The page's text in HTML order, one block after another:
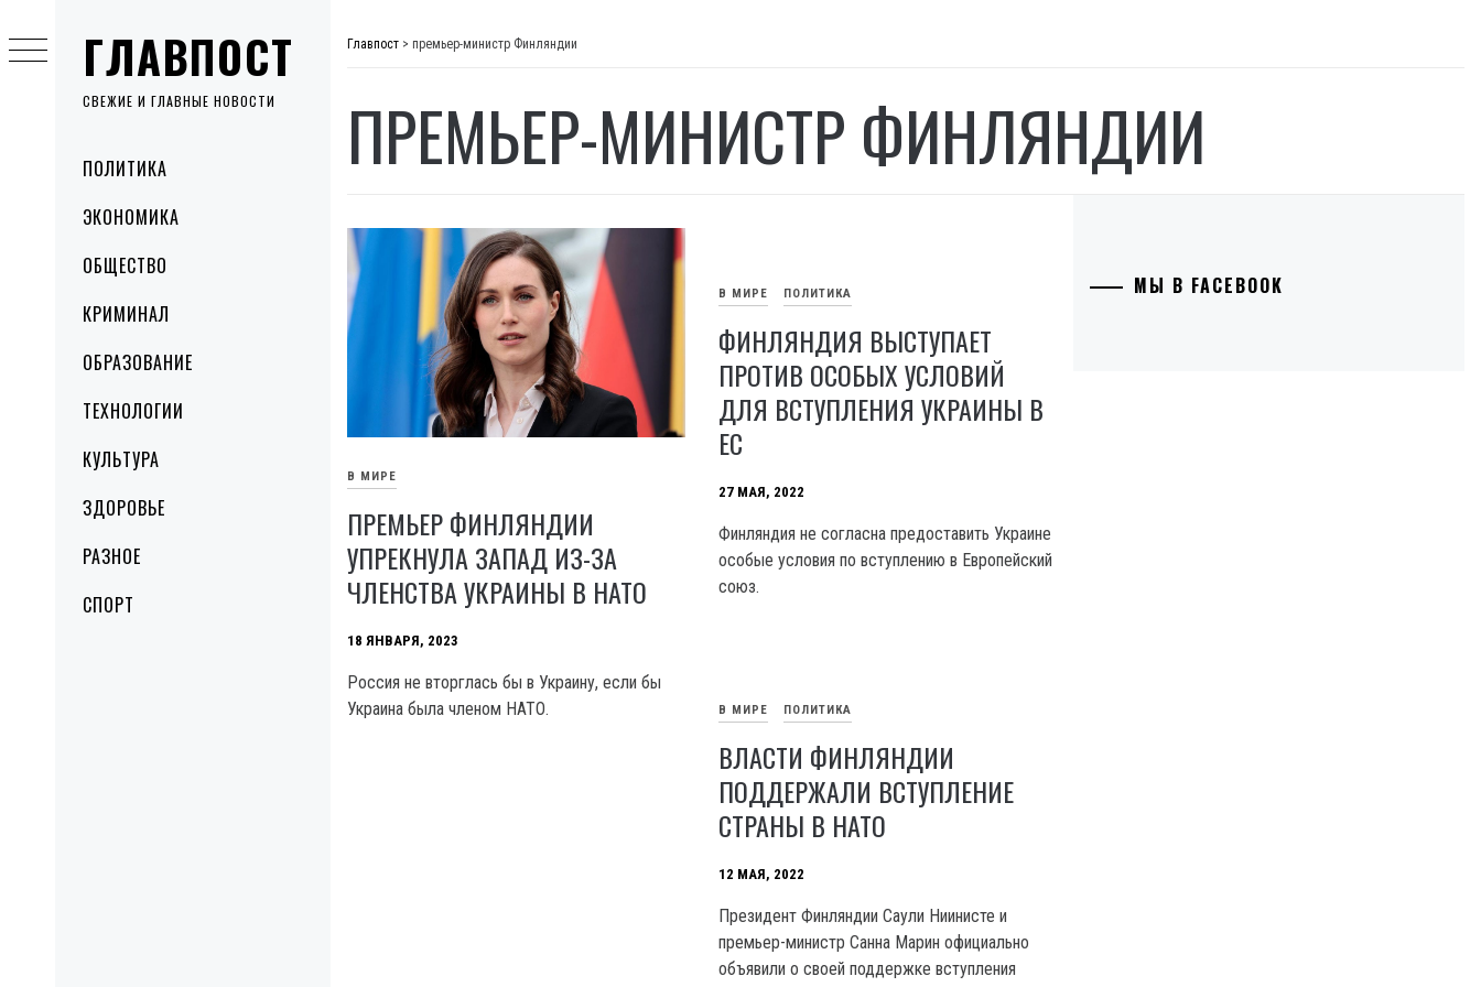
ГЛАВПОСТ
СВЕЖИЕ И ГЛАВНЫЕ НОВОСТИ
MenuПОЛИТИКА
ЭКОНОМИКА
ОБЩЕСТВО
КРИМИНАЛ
ОБРАЗОВАНИЕ
ТЕХНОЛОГИИ
КУЛЬТУРА
ЗДОРОВЬЕ
РАЗНОЕ
СПОРТ
to
content
Главпост > премьер-министр Финляндии
ПРЕМЬЕР-МИНИСТР ФИНЛЯНДИИ
В МИРЕ
ПРЕМЬЕР ФИНЛЯНДИИ
УПРЕКНУЛА ЗАПАД ИЗ-ЗА
ЧЛЕНСТВА УКРАИНЫ В НАТО
18 ЯНВАРЯ, 2023
Россия не вторглась бы в Украину, если бы
Украина была членом НАТО.
В МИРЕ ПОЛИТИКА
ФИНЛЯНДИЯ ВЫСТУПАЕТ
ПРОТИВ ОСОБЫХ УСЛОВИЙ
ДЛЯ ВСТУПЛЕНИЯ УКРАИНЫ В
ЕС
27 МАЯ, 2022
Финляндия не согласна предоставить Украине
особые условия по вступлению в Европейский
союз.
В МИРЕ ПОЛИТИКА
ВЛАСТИ ФИНЛЯНДИИ
ПОДДЕРЖАЛИ ВСТУПЛЕНИЕ
СТРАНЫ В НАТО
12 МАЯ, 2022
Президент Финляндии Саули Ниинисте и
премьер-министр Санна Марин официально
объявили о своей поддержке вступления
МЫ В FACEBOOK